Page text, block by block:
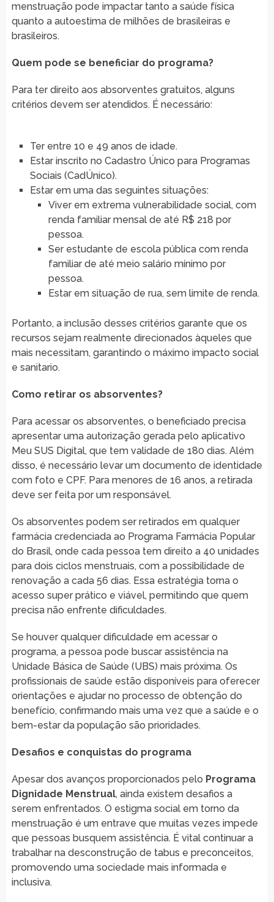
menstruação pode impactar tanto a saúde física
quanto a autoestima de milhões de brasileiras e
brasileiros.
Quem pode se beneficiar do programa?
Para ter direito aos absorventes gratuitos, alguns
critérios devem ser atendidos. É necessário:
Ter entre 10 e 49 anos de idade.
Estar inscrito no Cadastro Único para Programas
Sociais (CadÚnico).
Estar em uma das seguintes situações:
Viver em extrema vulnerabilidade social, com
renda familiar mensal de até R$ 218 por
pessoa.
Ser estudante de escola pública com renda
familiar de até meio salário mínimo por
pessoa.
Estar em situação de rua, sem limite de renda.
Portanto, a inclusão desses critérios garante que os
recursos sejam realmente direcionados àqueles que
mais necessitam, garantindo o máximo impacto social
e sanitario.
Como retirar os absorventes?
Para acessar os absorventes, o beneficiado precisa
apresentar uma autorização gerada pelo aplicativo
Meu SUS Digital, que tem validade de 180 dias. Além
disso, é necessário levar um documento de identidade
com foto e CPF. Para menores de 16 anos, a retirada
deve ser feita por um responsável.
Os absorventes podem ser retirados em qualquer
farmácia credenciada ao Programa Farmácia Popular
do Brasil, onde cada pessoa tem direito a 40 unidades
para dois ciclos menstruais, com a possibilidade de
renovação a cada 56 dias. Essa estratégia torna o
acesso super prático e viável, permitindo que quem
precisa não enfrente dificuldades.
Se houver qualquer dificuldade em acessar o
programa, a pessoa pode buscar assistência na
Unidade Básica de Saúde (UBS) mais próxima. Os
profissionais de saúde estão disponíveis para oferecer
orientações e ajudar no processo de obtenção do
benefício, confirmando mais uma vez que a saúde e o
bem-estar da população são prioridades.
Desafios e conquistas do programa
Apesar dos avanços proporcionados pelo Programa
Dignidade Menstrual, ainda existem desafios a
serem enfrentados. O estigma social em torno da
menstruação é um entrave que muitas vezes impede
que pessoas busquem assistência. É vital continuar a
trabalhar na desconstrução de tabus e preconceitos,
promovendo uma sociedade mais informada e
inclusiva.